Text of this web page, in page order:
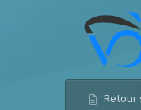
Retour